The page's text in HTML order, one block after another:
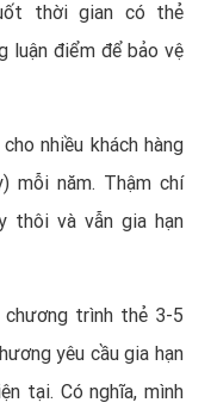
thời gian có thẻ
luận điểm để bảo vệ
nhiều khách hàng
mỗi năm. Thậm chí
thôi và vẫn gia hạn
chương trình thẻ 3-5
yêu cầu gia hạn
tại. Có nghĩa, mình